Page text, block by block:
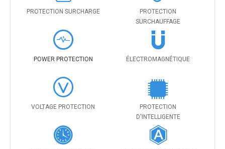
PROTECTION SURCHARGE
PROTECTION
SURCHAUFFAGE
POWER PROTECTION ÉLECTROMAGNÉTIQUE
VOLTAGE PROTECTION
PROTECTION
D'INTELLIGENTE